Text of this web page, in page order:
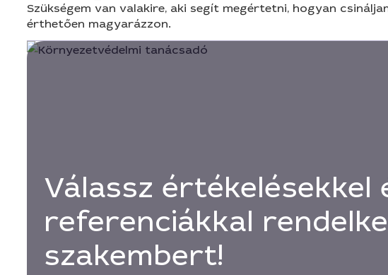
Szükségem van valakire, aki segít megértetni, hogyan
érthetően magyarázzon.
Válassz értékelésekkel
referenciákkal
szakembert!